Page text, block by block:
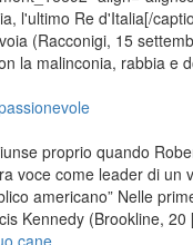
l'ultimo Re d'Italia[/
(Racconigi, 15
la malinconia, rabbia e
proprio quando
voce come leader di un
americano” Nelle
Kennedy (Brookline, 20